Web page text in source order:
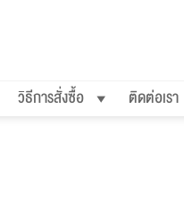
วิธีการสั่งซื้อ ติดต่อเรา